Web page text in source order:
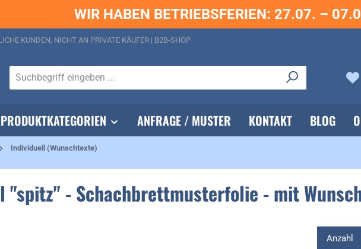
WIR HABEN BETRIEBSFERIEN: 27.07. –
KUNDEN, NICHT AN PRIVATE KÄUFER | B2B-SHOP
PRODUKTKATEGORIEN ANFRAGE / MUSTER KONTAKT BLOG
Individuell (Wunschtexte)
"spitz" - Schachbrettmusterfolie - mit
Anzahl